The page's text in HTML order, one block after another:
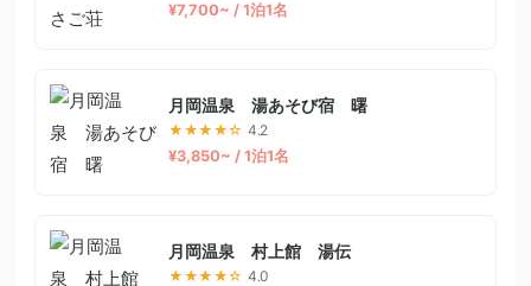
¥7,700~ / 1泊1名
月岡温泉 湯あそび宿 曙
★★★★☆ 4.2
¥3,850~ / 1泊1名
月岡温泉 村上館 湯伝
★★★★☆ 4.0